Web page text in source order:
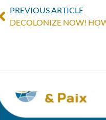
PREVIOUS ARTICLE